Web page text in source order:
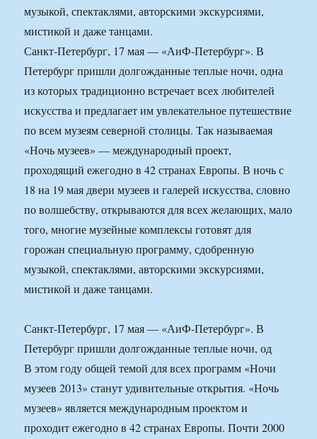
музыкой, спектаклями, авторскими экскурсиями,
мистикой и даже танцами.
Санкт-Петербург, 17 мая — «АиФ-Петербург». В
Петербург пришли долгожданные теплые ночи, одна
из которых традиционно встречает всех любителей
искусства и предлагает им увлекательное путешествие
по всем музеям северной столицы. Так называемая
«Ночь музеев» — международный проект,
проходящий ежегодно в 42 странах Европы. В ночь с
18 на 19 мая двери музеев и галерей искусства, словно
по волшебству, открываются для всех желающих, мало
того, многие музейные комплексы готовят для
горожан специальную программу, сдобренную
музыкой, спектаклями, авторскими экскурсиями,
мистикой и даже танцами.
Санкт-Петербург, 17 мая — «АиФ-Петербург». В
Петербург пришли долгожданные теплые ночи, од
В этом году общей темой для всех программ «Ночи
музеев 2013» станут удивительные открытия. «Ночь
музеев» является международным проектом и
проходит ежегодно в 42 странах Европы. Почти 2000